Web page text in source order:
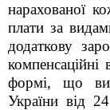
нарахованої
плати за
додаткову
формі, що
України від